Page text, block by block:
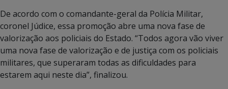
De acordo com o comandante-geral da Polícia Militar,
coronel Júdice, essa promoção abre uma nova fase de
valorização aos policiais do Estado. “Todos agora vão viver
uma nova fase de valorização e de justiça com os policiais
militares, que superaram todas as dificuldades para
estarem aqui neste dia”, finalizou.